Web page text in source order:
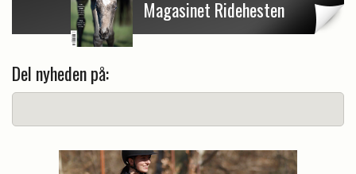
Magasinet Ridehesten
Del nyheden på: